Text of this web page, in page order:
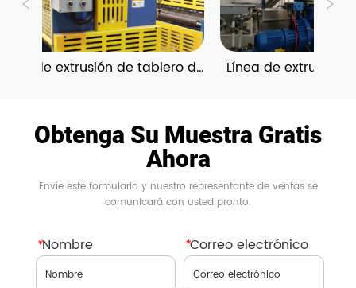
de tablero de Línea de extrusión de
Obtenga Su Muestra Gratis
Ahora
Envíe este formulario y nuestro representante de ventas se
comunicará con usted pronto.
*Nombre *Correo electrónico